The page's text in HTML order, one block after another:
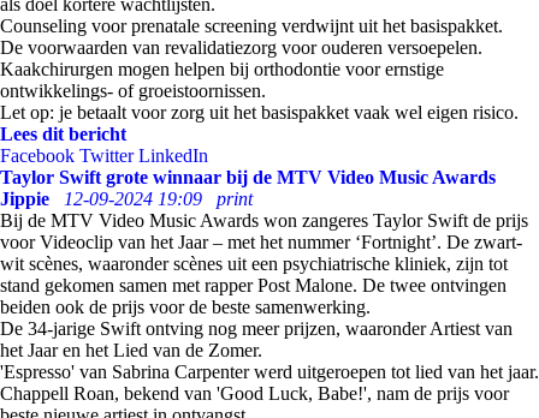
als doel kortere wachtlijsten.
Counseling voor prenatale screening verdwijnt uit het basispakket.
De voorwaarden van revalidatiezorg voor ouderen versoepelen.
Kaakchirurgen mogen helpen bij orthodontie voor ernstige
ontwikkelings- of groeistoornissen.
Let op: je betaalt voor zorg uit het basispakket vaak wel eigen risico.
Lees dit bericht
Facebook Twitter LinkedIn
Taylor Swift grote winnaar bij de MTV Video Music Awards
Jippie
12-09-2024 19:09
print
Bij de MTV Video Music Awards won zangeres Taylor Swift de prijs
voor Videoclip van het Jaar – met het nummer ‘Fortnight’. De zwart-
wit scènes, waaronder scènes uit een psychiatrische kliniek, zijn tot
stand gekomen samen met rapper Post Malone. De twee ontvingen
beiden ook de prijs voor de beste samenwerking.
De 34-jarige Swift ontving nog meer prijzen, waaronder Artiest van
het Jaar en het Lied van de Zomer.
'Espresso' van Sabrina Carpenter werd uitgeroepen tot lied van het jaar.
Chappell Roan, bekend van 'Good Luck, Babe!', nam de prijs voor